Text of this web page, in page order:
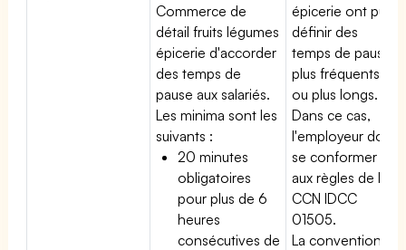
Commerce de
détail fruits légumes
épicerie d'accorder
des temps de
pause aux salariés.
Les minima sont les
suivants :
20 minutes
obligatoires
pour plus de 6
heures
consécutives de
épicerie ont pu
définir des
temps de pause
plus fréquents
ou plus longs.
Dans ce cas,
l'employeur doit
se conformer
aux règles de la
CCN IDCC
01505.
La convention